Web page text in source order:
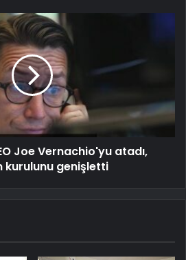
Joe Vernachio'yu atadı,
kurulunu genişletti